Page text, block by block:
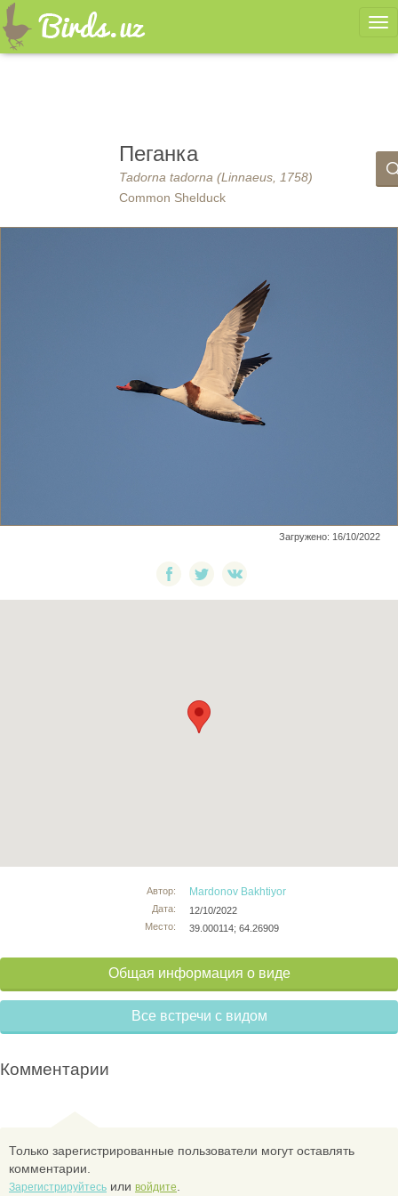
Пеганка
Tadorna tadorna (Linnaeus, 1758)
Common Shelduck
Загружено: 16/10/2022
Автор:
Дата:
Место:
Mardonov Bakhtiyor
12/10/2022
39.000114; 64.26909
Общая информация о виде
Все встречи с видом
Комментарии
Только зарегистрированные пользователи могут оставлять
комментарии.
Зарегистрируйтесь или войдите